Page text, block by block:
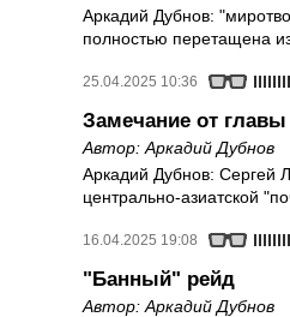
Аркадий Дубнов:
полностью перетащена
25.04.2025 10:36
Замечание от
Автор: Аркадий Дубнов
Аркадий Дубнов: Сергей
центрально-азиатской
16.04.2025 19:08
"Банный" рейд
Автор: Аркадий Дубнов